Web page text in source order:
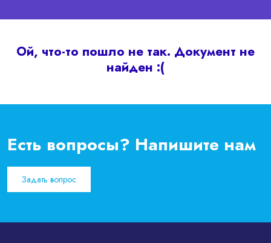
Ой, что-то пошло не так. Документ не
найден :(
Есть вопросы? Напишите нам
Задать вопрос